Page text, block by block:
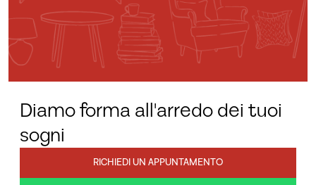
Diamo forma all'arredo dei tuoi
sogni
RICHIEDI UN APPUNTAMENTO